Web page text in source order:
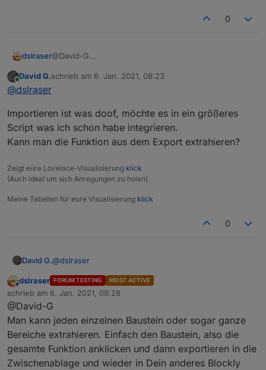
0
dslraser@David-G
das ist eine Funktion.
Online
David G.schrieb am 6. Jan. 2021, 08:23
zuletzt editiert von
@dslraser
Importieren ist was doof, möchte es in ein größeres
Script was ich schon habe integrieren.
Kann man die Funktion aus dem Export extrahieren?
Zeigt eure Lovelace-Visualisierung klick
(Auch ideal um sich Anregungen zu holen)
Meine Tabellen für eure Visualisierung klick
0
David G.@dslraser
Importieren ist was doof, möchte es in ein größeres
Script was ich schon habe integrieren.
Kann man die Funktion aus dem Export extrahieren?
Offline
dslraser FORUM TESTING MOST ACTIVE
schrieb am 6. Jan. 2021, 08:28
zuletzt editiert von
@David-G
Man kann jeden einzelnen Baustein oder sogar ganze
Bereiche extrahieren. Einfach den Baustein, also die
gesamte Funktion anklicken und dann exportieren in die
Zwischenablage und wieder in Dein anderes Blockly